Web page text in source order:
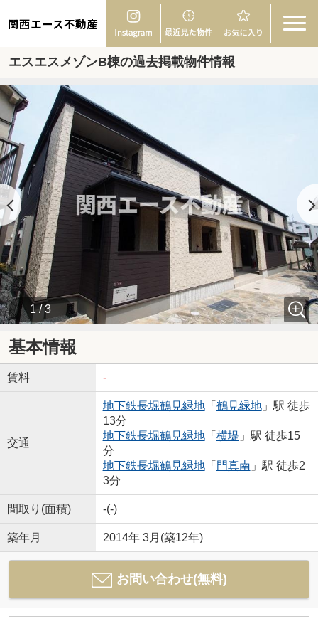
関西エース不動産
エスエスメゾンB棟の過去掲載物件情報
1 / 3
基本情報
賃料 -
交通
地下鉄長堀鶴見緑地「 鶴見緑地」駅 徒歩
13分
地下鉄長堀鶴見緑地「 横堤 」駅 徒歩15
分
地下鉄長堀鶴見緑地「 門真南」駅 徒歩2
3分
間取り(面積) -(-)
築年月 2014年 3月(築12年)
お問い合わせ(無料)